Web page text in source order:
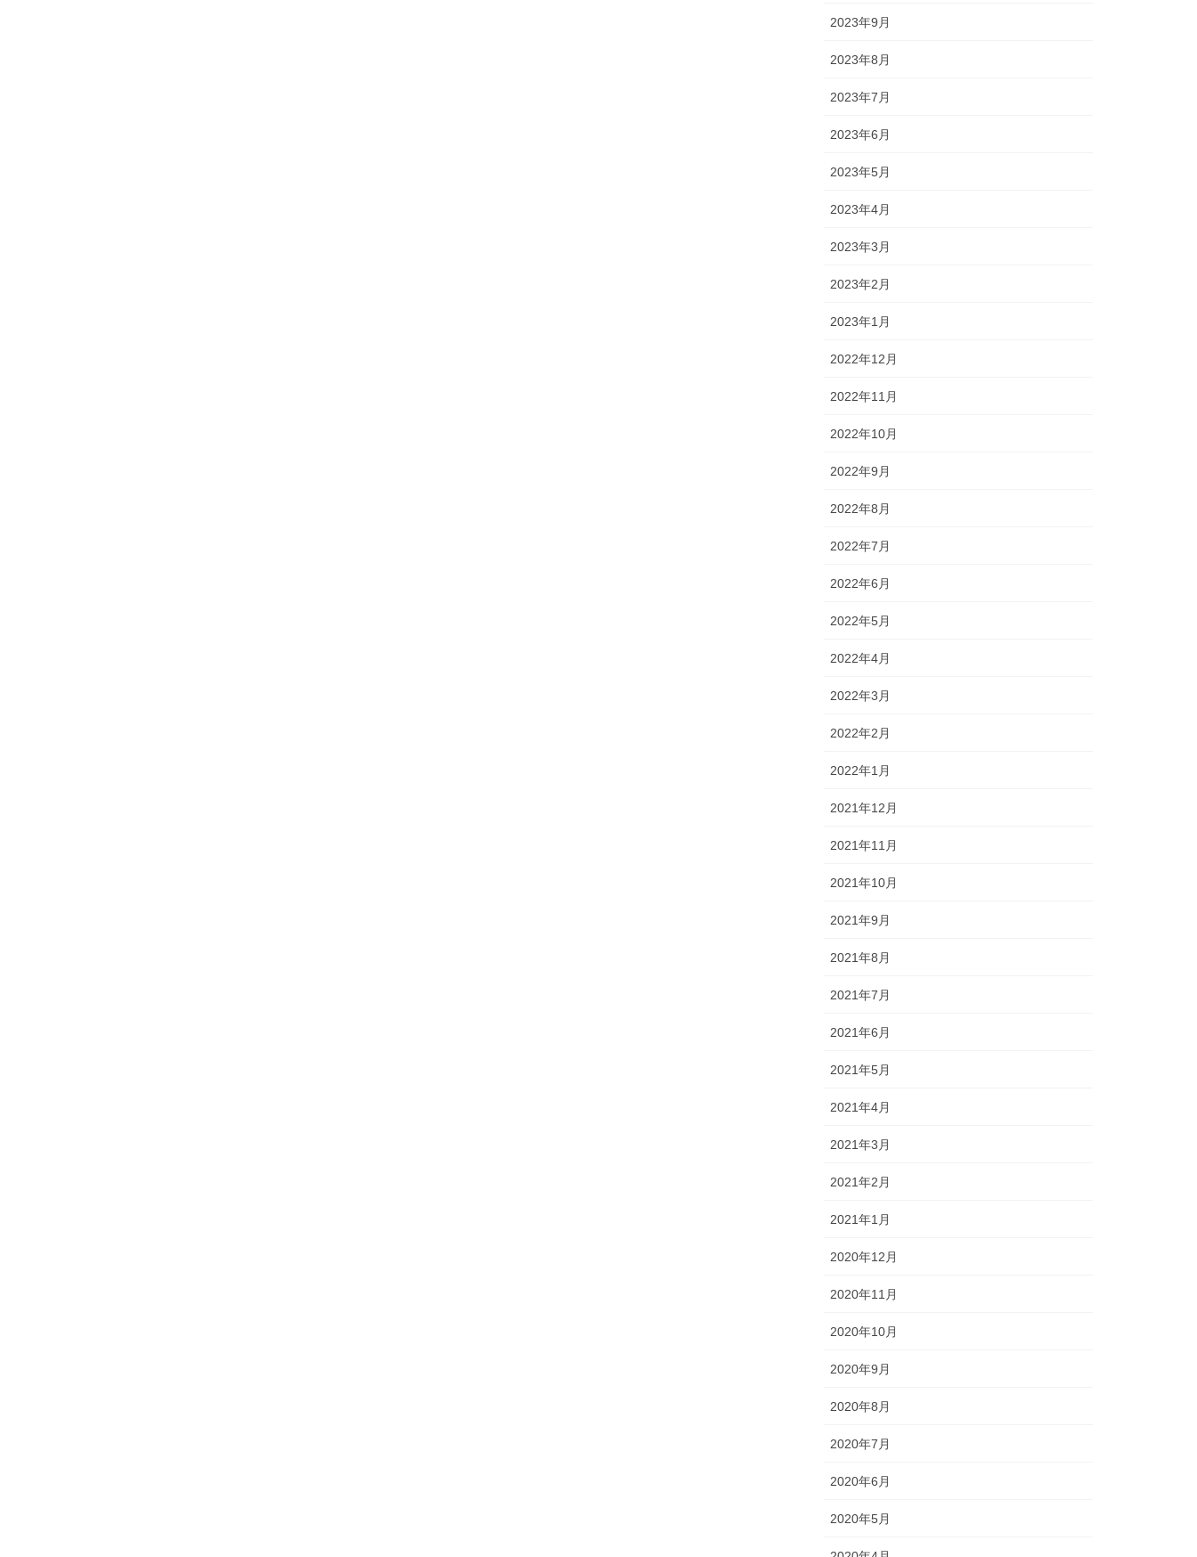
2023年9月
2023年8月
2023年7月
2023年6月
2023年5月
2023年4月
2023年3月
2023年2月
2023年1月
2022年12月
2022年11月
2022年10月
2022年9月
2022年8月
2022年7月
2022年6月
2022年5月
2022年4月
2022年3月
2022年2月
2022年1月
2021年12月
2021年11月
2021年10月
2021年9月
2021年8月
2021年7月
2021年6月
2021年5月
2021年4月
2021年3月
2021年2月
2021年1月
2020年12月
2020年11月
2020年10月
2020年9月
2020年8月
2020年7月
2020年6月
2020年5月